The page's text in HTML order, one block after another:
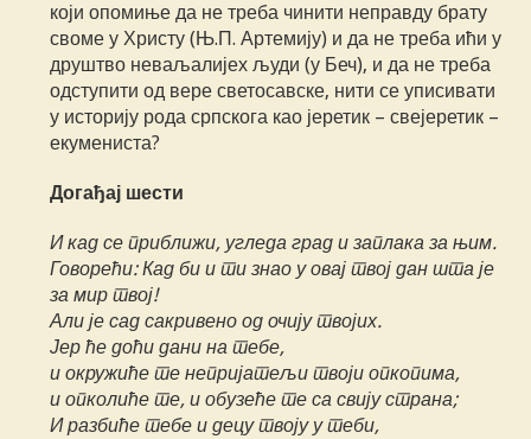
који опомиње да не треба чинити неправду брату
своме у Христу (Њ.П. Артемију) и да не треба ићи у
друштво неваљалијех људи (у Беч), и да не треба
одступити од вере светосавске, нити се уписивати
у историју рода српскога као јеретик – свејеретик –
екумениста?
Догађај шести
И кад се приближи, угледа град и заплака за њим.
Говорећи: Кад би и ти знао у овај твој дан шта је
за мир твој!
Али је сад сакривено од очију твојих.
Јер ће доћи дани на тебе,
и окружиће те непријатељи твоји опкопима,
и опколиће те, и обузеће те са свију страна;
И разбиће тебе и децу твоју у теби,